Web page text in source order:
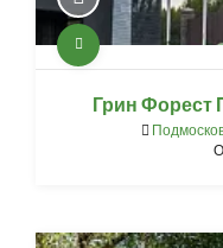
Грин Форест